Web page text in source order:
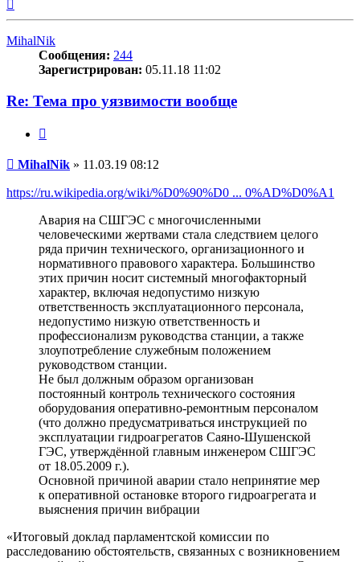
MihalNik
Сообщения: 244
Зарегистрирован: 05.11.18 11:02
Re: Тема про уязвимости вообще
Сообщение
MihalNik » 11.03.19 08:12
https://ru.wikipedia.org/wiki/%D0%90%D0 ... 0%AD%D0%A1
Авария на СШГЭС с многочисленными
человеческими жертвами стала следствием целого
ряда причин технического, организационного и
нормативного правового характера. Большинство
этих причин носит системный многофакторный
характер, включая недопустимо низкую
ответственность эксплуатационного персонала,
недопустимо низкую ответственность и
профессионализм руководства станции, а также
злоупотребление служебным положением
руководством станции.
Не был должным образом организован
постоянный контроль технического состояния
оборудования оперативно-ремонтным персоналом
(что должно предусматриваться инструкцией по
эксплуатации гидроагрегатов Саяно-Шушенской
ГЭС, утверждённой главным инженером СШГЭС
от 18.05.2009 г.).
Основной причиной аварии стало непринятие мер
к оперативной остановке второго гидроагрегата и
выяснения причин вибрации
«Итоговый доклад парламентской комиссии по
расследованию обстоятельств, связанных с возникновением